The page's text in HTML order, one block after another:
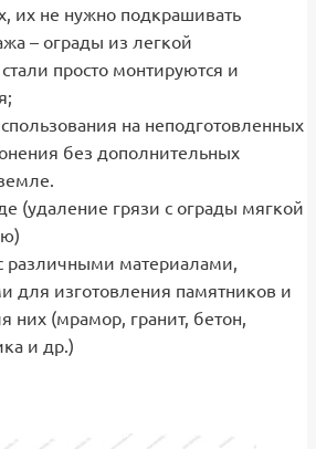
их не нужно подкрашивать
– ограды из легкой
просто монтируются и
на неподготовленных
без дополнительных
(удаление грязи с ограды мягкой
различными материалами,
для изготовления памятников и
них (мрамор, гранит, бетон,
и др.)